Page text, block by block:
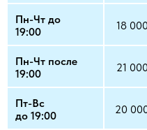
Пн-Чт до
19:00
18
Пн-Чт после
19:00
21
Пт-Вс
до 19:00
20